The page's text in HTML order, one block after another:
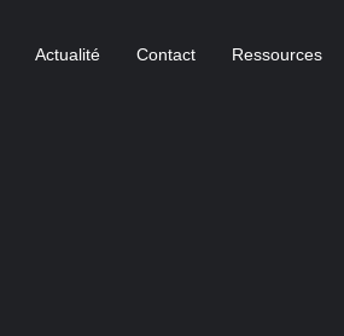
Actualité Contact Ressources